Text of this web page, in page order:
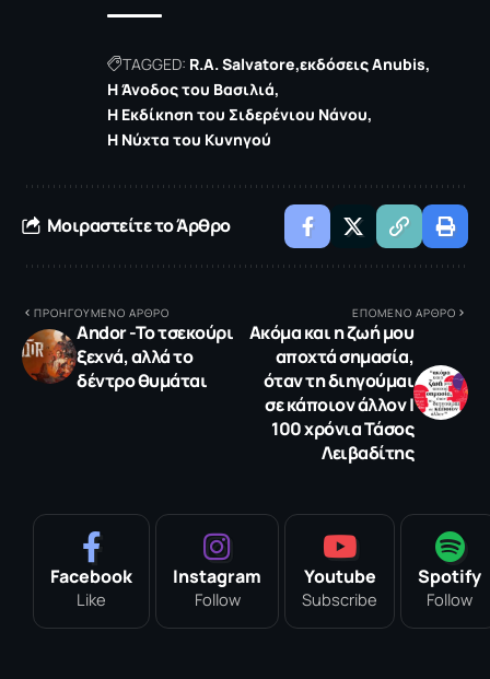
TAGGED: R.A. Salvatore εκδόσεις Anubis
Η Άνοδος του Βασιλιά
Η Εκδίκηση του Σιδερένιου Νάνου
Η Νύχτα του Κυνηγού
Μοιραστείτε το Άρθρο
ΠΡΟΗΓΟΥΜΕΝΟ ΑΡΘΡΟ
Andor -To τσεκούρι
ξεχνά, αλλά το
δέντρο θυμάται
ΕΠΟΜΕΝΟ ΑΡΘΡΟ
Ακόμα και η ζωή μου
αποχτά σημασία,
όταν τη διηγούμαι
σε κάποιον άλλον |
100 χρόνια Τάσος
Λειβαδίτης
Facebook
Like
Instagram
Follow
Youtube
Subscribe
Spotify
Follow